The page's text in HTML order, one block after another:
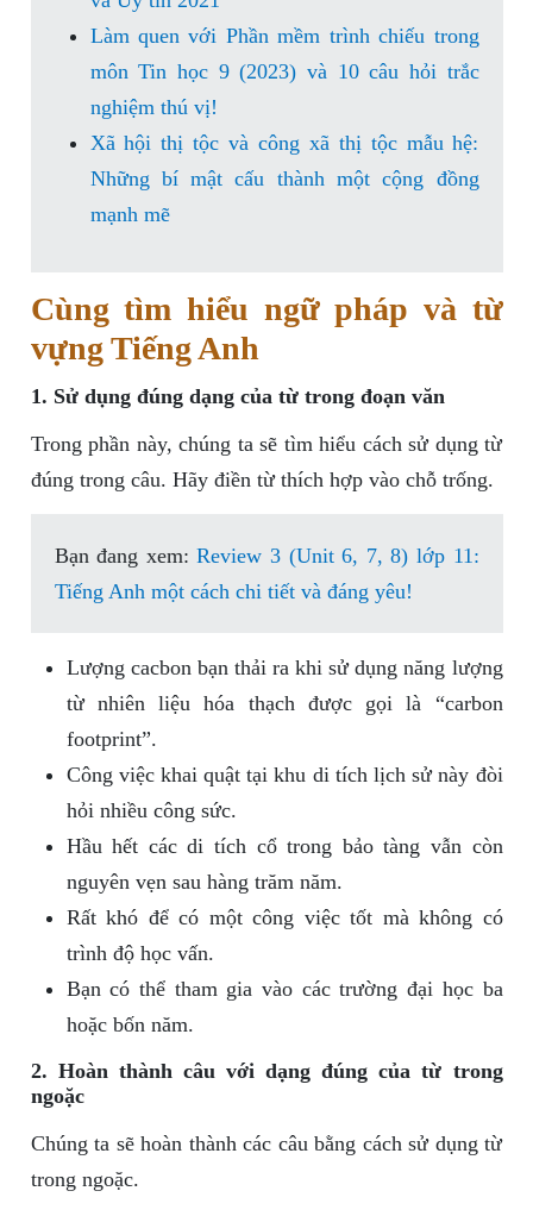
Làm quen với Phần mềm trình chiếu trong
môn Tin học 9 (2023) và 10 câu hỏi trắc
nghiệm thú vị!
Xã hội thị tộc và công xã thị tộc mẫu hệ:
Những bí mật cấu thành một cộng đồng
mạnh mẽ
Cùng tìm hiểu ngữ pháp và từ
vựng Tiếng Anh
1. Sử dụng đúng dạng của từ trong đoạn văn
Trong phần này, chúng ta sẽ tìm hiểu cách sử dụng từ
đúng trong câu. Hãy điền từ thích hợp vào chỗ trống.
Bạn đang xem:Review 3 (Unit 6, 7, 8) lớp 11:
Tiếng Anh một cách chi tiết và đáng yêu!
Lượng cacbon bạn thải ra khi sử dụng năng lượng
từ nhiên liệu hóa thạch được gọi là “carbon
footprint”.
Công việc khai quật tại khu di tích lịch sử này đòi
hỏi nhiều công sức.
Hầu hết các di tích cổ trong bảo tàng vẫn còn
nguyên vẹn sau hàng trăm năm.
Rất khó để có một công việc tốt mà không có
trình độ học vấn.
Bạn có thể tham gia vào các trường đại học ba
hoặc bốn năm.
2. Hoàn thành câu với dạng đúng của từ trong
ngoặc
Chúng ta sẽ hoàn thành các câu bằng cách sử dụng từ
trong ngoặc.